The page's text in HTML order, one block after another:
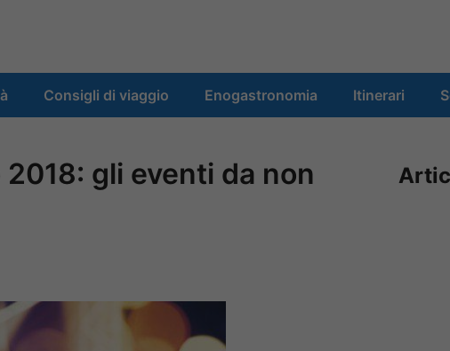
Consigli di viaggio Enogastronomia Itinerari
gli eventi da non